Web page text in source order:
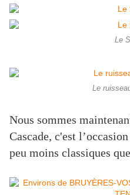
Le
Le
Nous sommes
Cascade, c'est
peu moins classiques